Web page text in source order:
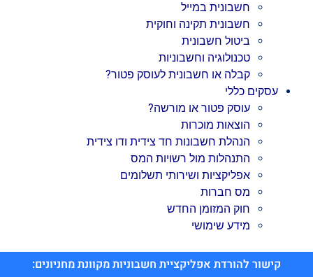
חשבונית במייל
חשבונית תקינה וחוקית
ביטול חשבונית
טכנולוגיה וחשבוניות
קבלה או חשבונית לעוסק פטור?
עסקים כללי
עוסק פטור או מורשה?
הוצאות מוכרות
הנהלת חשבונות חד צידית ודו צידית
התנהלות מול רשויות המס
אפליקציות ושירותי תשלומים
מס חברות
חוק המזומן החדש
מידע שימושי
קישור להורדת אפליקציית חשבוניות מקוונת מחניונים: